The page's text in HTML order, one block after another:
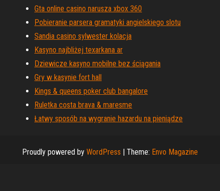
Gta online casino narusza xbox 360
Pobieranie parsera gramatyki angielskiego slotu
Sandia casino sylwester kolacja
Kasyno najbliżej texarkana ar
Dziewicze kasyno mobilne bez ściągania
Gry w kasynie fort hall
Kings & queens poker club bangalore
Ruletka costa brava & maresme
Łatwy sposób na wygranie hazardu na pieniądze
Proudly powered by WordPress | Theme: Envo Magazine